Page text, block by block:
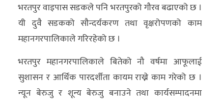
भरतपुर वाइपास सडकले पनि भरतपुरको गौरव बढाएको छ ।
यी दुवै सडकको सौन्दर्यकरण तथा वृक्षरोपणको काम
महानगरपालिकाले गरिरहेको छ ।
भरतपुर महानगरपालिकाले बितेको नौ वर्षमा आफूलाई
सुशासन र आर्थिक पारदर्शीता कायम राख्ने काम गरेको छ ।
न्यून बेरुजु र शून्य बेरुजु बनाउने तथा कार्यसम्पादनमा